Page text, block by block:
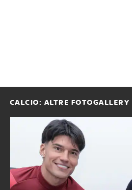
CALCIO: ALTRE FOTOGALLERY